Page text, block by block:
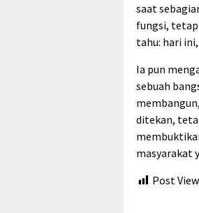
saat
fungsi,
tahu: hari
Ia pun
sebuah
ditekan,
masyarakat
Post